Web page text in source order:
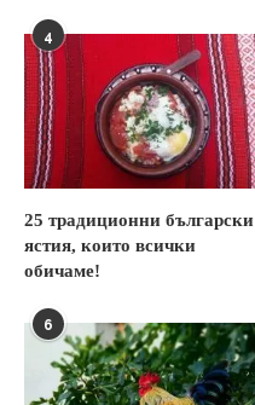
4
25 традиционни български
ястия, които всички
обичаме!
6